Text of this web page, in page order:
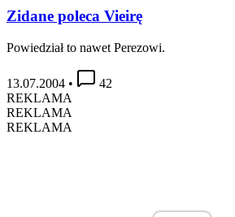
Zidane poleca Vieirę
Powiedział to nawet Perezowi.
13.07.2004 •
42
REKLAMA
REKLAMA
REKLAMA